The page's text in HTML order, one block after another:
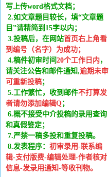
写上传word格式文档；
2.如文章题目较长，填“文章题
目”请精简到15字以内；
3.投稿后，在网站首页右上角看
到编号（名字）为成功；
4.稿件初审时间 20个工作日内 ，
请关注公告和邮件通知,逾期未审
可重新投稿；
5.工作繁忙，收到邮件不打算发
者请勿添加编辑Q；
6.概不接受中介投稿的录用查询
和真假鉴定；
7.严禁一稿多投和重复投稿。
8.发表程序： 初审录用-联系编
辑-支付版费-编辑处理-作者核对
信息-发录用通知-等收刊物。